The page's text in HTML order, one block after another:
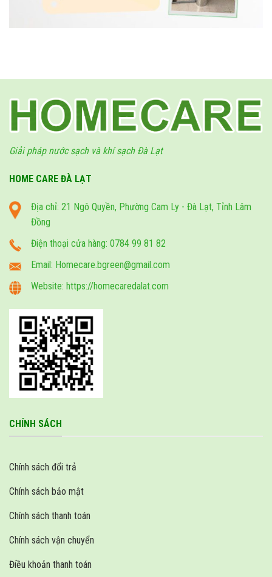
Giải pháp nước sạch và khí sạch Đà Lạt
HOME CARE ĐÀ LẠT
Địa chỉ: 21 Ngô Quyền, Phường Cam Ly - Đà Lạt, Tỉnh Lâm
Đồng
Điện thoại cửa hàng: 0784 99 81 82
Email: Homecare.bgreen@gmail.com
Website: https://homecaredalat.com
CHÍNH SÁCH
Chính sách đổi trả
Chính sách bảo mật
Chính sách thanh toán
Chính sách vận chuyển
Điều khoản thanh toán